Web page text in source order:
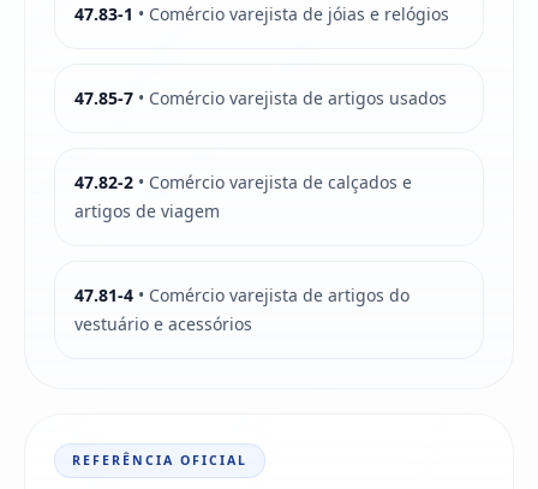
47.83-1 • Comércio varejista de jóias e relógios
47.85-7 • Comércio varejista de artigos usados
47.82-2 • Comércio varejista de calçados e
artigos de viagem
47.81-4 • Comércio varejista de artigos do
vestuário e acessórios
REFERÊNCIA OFICIAL